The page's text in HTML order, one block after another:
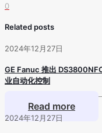
0
Related posts
2024年12月27日
GE Fanuc 推出
业自动化控制
Read more
2024年12月27日